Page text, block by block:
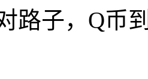
路子，Q币